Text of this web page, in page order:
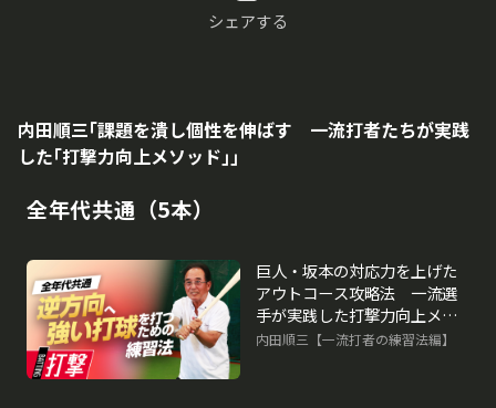
シェアする
内田順三｢課題を潰し個性を伸ばす 一流打者たちが実践
した｢打撃力向上メソッド｣｣
全年代共通（5本）
再生中
巨人・坂本の対応力を上げた
アウトコース攻略法 一流選
手が実践した打撃力向上メソ
ッド
内田順三【一流打者の練習法編】